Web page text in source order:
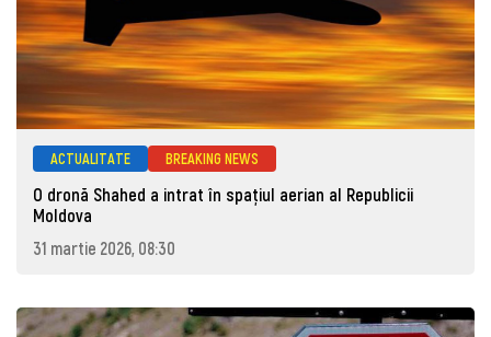
ACTUALITATE BREAKING NEWS
O dronă Shahed a intrat în spațiul aerian al Republicii
Moldova
31 martie 2026, 08:30